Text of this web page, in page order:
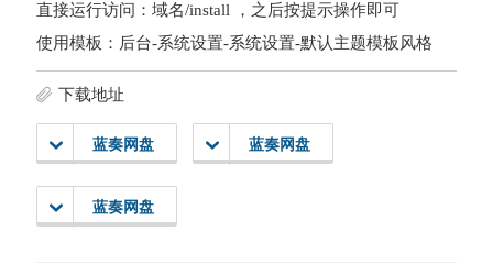
直接运行访问：域名/install ，之后按提示操作即可
使用模板：后台-系统设置-系统设置-默认主题模板风格
下载地址
蓝奏网盘 蓝奏网盘
蓝奏网盘